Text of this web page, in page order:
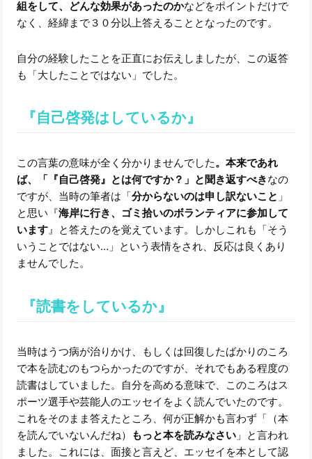
組をして、どんな効果があったのかなどをポイントだけで
なく、経緯まで３０分以上答えることとなったのです。
自分の経験したことを正直にお伝えしましたが、この返答
も「大したことではない」でした。
『自己啓発はしているか』
この言葉の意味が全く分かりませんでした。本来であれ
ば、「『自己啓発』とは何ですか？」と聞き返すべきなの
ですが、当時の筆者は「分からないのは申し訳ないこと 」
と思い『海岸に行き、ゴミ拾いのボランティアに参加して
います』と答えたのを覚えています。しかしこれも「そう
いうことではない…」という表情をされ、反応は良くあり
ませんでした。
『読書をしているか』
当時はうつ病が治りかけ、もしくは回復したばかりのころ
で本を読むのもつらかったのですが、それでもある程度の
読書はしていました。自分を高める意味で、このころはス
ポーツ選手や芸能人のエッセイをよく読んでいたのです。
これをそのまま答えたところ、何が正解かも言わず「（本
を読んでいないんだね） もっと本を読みなさい 」と言われ
ました。これには、面接と言えど、エッセイを本として認